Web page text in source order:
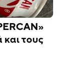
τους